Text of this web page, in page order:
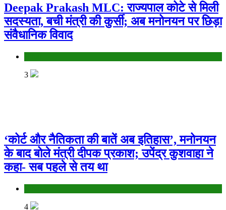
Deepak Prakash MLC: राज्यपाल कोटे से मिली
सदस्यता, बची मंत्री की कुर्सी; अब मनोनयन पर छिड़ा
संवैधानिक विवाद
3
‘कोर्ट और नैतिकता की बातें अब इतिहास’, मनोनयन
के बाद बोले मंत्री दीपक प्रकाश; उपेंद्र कुशवाहा ने
कहा- सब पहले से तय था
4